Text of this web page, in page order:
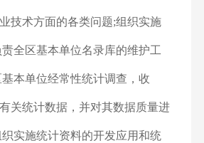
技术方面的各类问题;组织实施
全区基本单位名录库的维护工
本单位经常性统计调查，收
关统计数据，并对其数据质量进
实施统计资料的开发应用和统